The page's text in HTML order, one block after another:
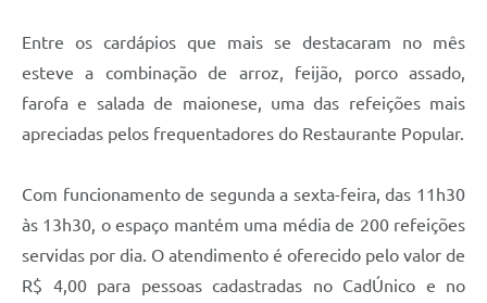
Entre os cardápios que mais se destacaram no mês
esteve a combinação de arroz, feijão, porco assado,
farofa e salada de maionese, uma das refeições mais
apreciadas pelos frequentadores do Restaurante Popular.
Com funcionamento de segunda a sexta-feira, das 11h30
às 13h30, o espaço mantém uma média de 200 refeições
servidas por dia. O atendimento é oferecido pelo valor de
R$ 4,00 para pessoas cadastradas no CadÚnico e no